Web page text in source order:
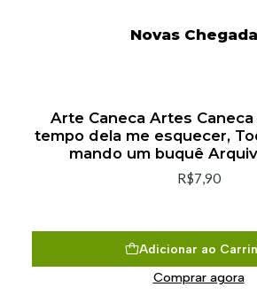
Novas
Arte Caneca Artes
tempo dela me esquecer,
mando um buquê
R$7,90
Adicionar ao
Comprar agora